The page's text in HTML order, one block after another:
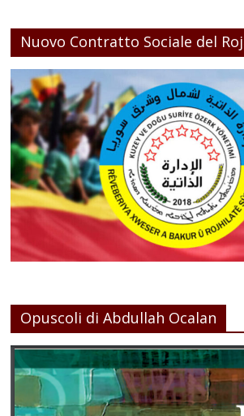
Nuovo Contratto Sociale del
Opuscoli di Abdullah Ocalan